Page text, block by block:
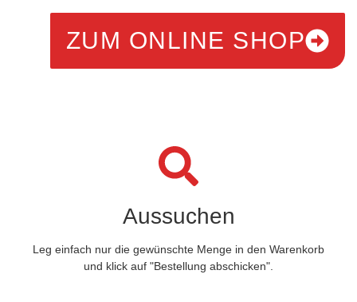
ZUM ONLINE SHOP
Aussuchen
Leg einfach nur die gewünschte Menge in den Warenkorb
und klick auf "Bestellung abschicken".